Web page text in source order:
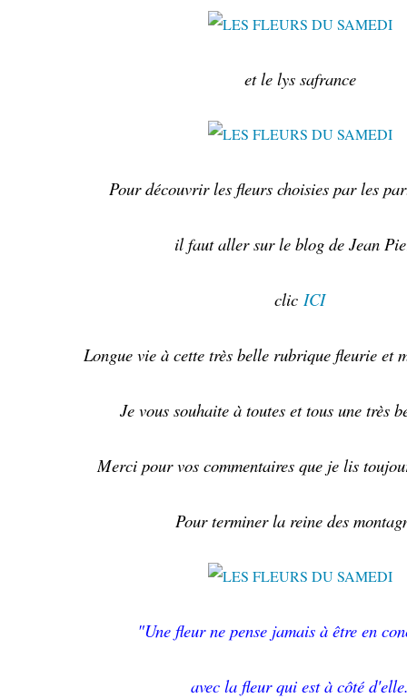
et le lys safrance
Pour découvrir les fleurs choisies par les
il faut aller sur le blog de Jean
clic ICI
Longue vie à cette très belle rubrique fleurie et
Je vous souhaite à toutes et tous une très
Merci pour vos commentaires que je lis
Pour terminer la reine des
"Une fleur ne pense jamais à être en
avec la fleur qui est à côté